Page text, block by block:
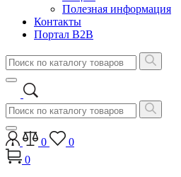
Полезная информация
Контакты
Портал B2B
0
0
0